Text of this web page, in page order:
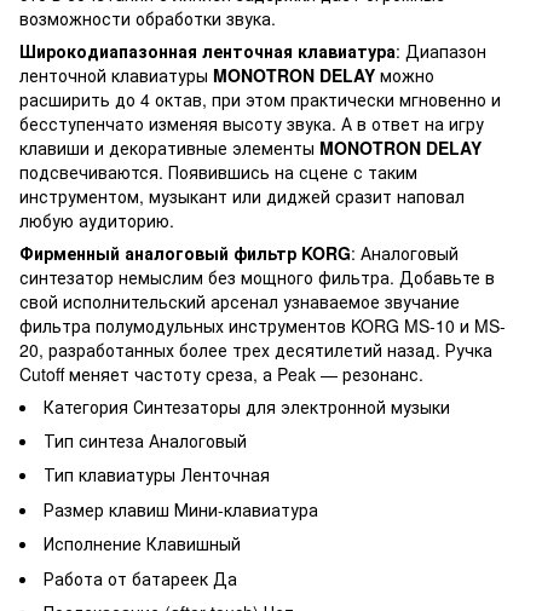
возможности обработки звука.
Широкодиапазонная ленточная клавиатура: Диапазон
ленточной клавиатуры MONOTRON DELAY можно
расширить до 4 октав, при этом практически мгновенно и
бесступенчато изменяя высоту звука. А в ответ на игру
клавиши и декоративные элементы MONOTRON DELAY
подсвечиваются. Появившись на сцене с таким
инструментом, музыкант или диджей сразит наповал
любую аудиторию.
Фирменный аналоговый фильтр KORG: Аналоговый
синтезатор немыслим без мощного фильтра. Добавьте в
свой исполнительский арсенал узнаваемое звучание
фильтра полумодульных инструментов KORG MS-10 и MS-
20, разработанных более трех десятилетий назад. Ручка
Cutoff меняет частоту среза, а Peak — резонанс.
Категория Синтезаторы для электронной музыки
Тип синтеза Аналоговый
Тип клавиатуры Ленточная
Размер клавиш Мини-клавиатура
Исполнение Клавишный
Работа от батареек Да